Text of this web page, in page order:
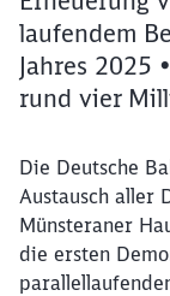
laufendem
Jahres 2025
rund vier
Die Deutsche
Austausch aller
Münsteraner
die ersten